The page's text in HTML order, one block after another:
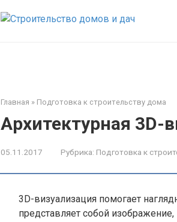
Главная » Подготовка к строительству дома
Архитектурная 3D-
05.11.2017 Рубрика: Подготовка к
3D-визуализация помогает
представляет собой